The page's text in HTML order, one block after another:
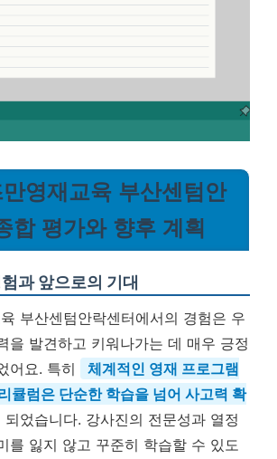
영재교육 부산센텀안
합 평가와 향후 계획
과 앞으로의 기대
부산센텀안락센터에서의 경험은 우
을 발견하고 키워나가는 데 매우 긍정
어요. 특히
체계적인 영재 프로그램
큘럼은 단순한 학습을 넘어 사고력 확
되었습니다. 강사진의 전문성과 열정
를 잃지 않고 꾸준히 학습할 수 있도